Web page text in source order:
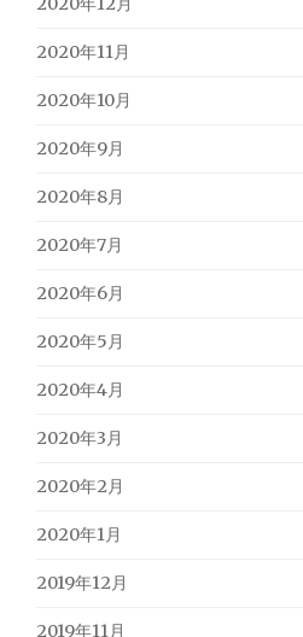
2020年11月
2020年10月
2020年9月
2020年8月
2020年7月
2020年6月
2020年5月
2020年4月
2020年3月
2020年2月
2020年1月
2019年12月
2019年11月